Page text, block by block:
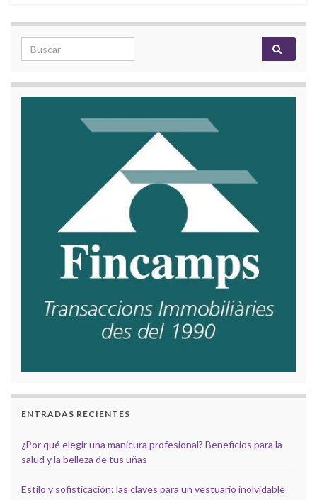
Search for:
ENTRADAS RECIENTES
¿Por qué elegir una manicura profesional? Beneficios para la
salud y la belleza de tus uñas
Estilo y sofisticación: las claves para un vestuario inolvidable